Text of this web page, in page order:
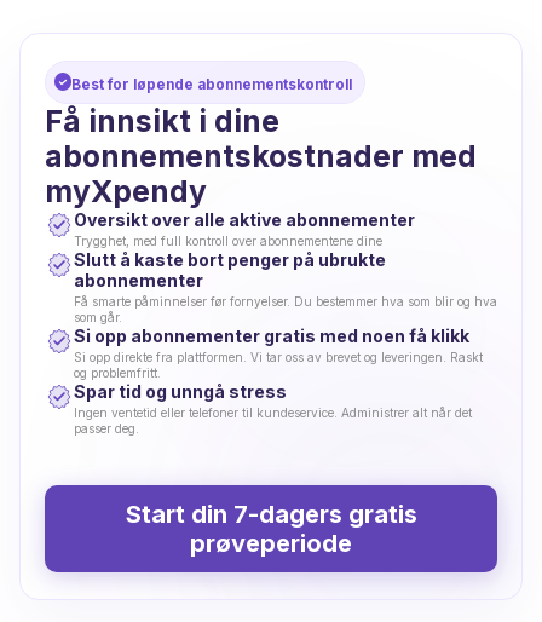
Best for løpende abonnementskontroll
Få innsikt i dine
abonnementskostnader med
myXpendy
Oversikt over alle aktive abonnementer
Trygghet, med full kontroll over abonnementene dine
Slutt å kaste bort penger på ubrukte
abonnementer
Få smarte påminnelser før fornyelser. Du bestemmer hva som blir og hva
som går.
Si opp abonnementer gratis med noen få klikk
Si opp direkte fra plattformen. Vi tar oss av brevet og leveringen. Raskt
og problemfritt.
Spar tid og unngå stress
Ingen ventetid eller telefoner til kundeservice. Administrer alt når det
passer deg.
Start din 7-dagers gratis
prøveperiode